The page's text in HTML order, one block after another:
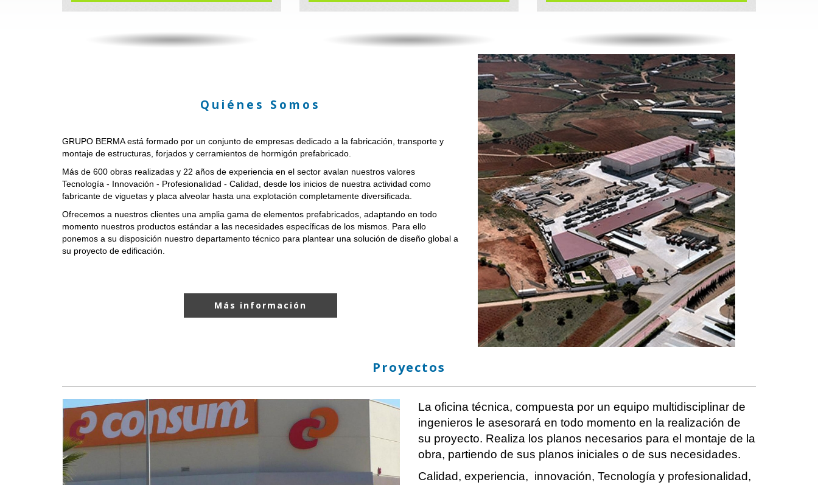
Quiénes Somos
GRUPO BERMA está formado por un conjunto de empresas dedicado a la fabricación, transporte y
montaje de estructuras, forjados y cerramientos de hormigón prefabricado.
Más de 600 obras realizadas y 22 años de experiencia en el sector avalan nuestros valores
Tecnología - Innovación - Profesionalidad - Calidad, desde los inicios de nuestra actividad como
fabricante de viguetas y placa alveolar hasta una explotación completamente diversificada.
Ofrecemos a nuestros clientes una amplia gama de elementos prefabricados, adaptando en todo
momento nuestros productos estándar a las necesidades específicas de los mismos. Para ello
ponemos a su disposición nuestro departamento técnico para plantear una solución de diseño global a
su proyecto de edificación.
Más información
Proyectos
La oficina técnica, compuesta por un equipo multidisciplinar de
ingenieros le asesorará en todo momento en la realización de
su proyecto. Realiza los planos necesarios para el montaje de la
obra, partiendo de sus planos iniciales o de sus necesidades.
Calidad, experiencia, innovación, Tecnología y profesionalidad,